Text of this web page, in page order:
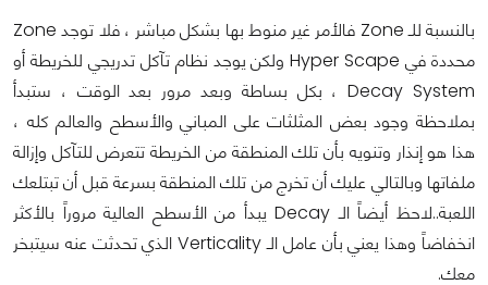
بالنسبة للـ Zone فالأمر غير منوط بها بشكل مباشر ، فلا توجد Zone
محددة في Hyper Scape ولكن يوجد نظام تآكل تدريجي للخريطة أو
Decay System ، بكل بساطة وبعد مرور بعد الوقت ، ستبدأ
بملاحظة وجود بعض المثلثات على المباني والأسطح والعالم كله ،
هذا هو إنذار وتنويه بأن تلك المنطقة من الخريطة تتعرض للتآكل وإزالة
ملفاتها وبالتالي عليك أن تخرج من تلك المنطقة بسرعة قبل أن تبتلعك
اللعبة..لاحظ أيضاً الـ Decay يبدأ من الأسطح العالية مروراً بالأكثر
انخفاضاً وهذا يعني بأن عامل الـ Verticality الذي تحدثت عنه سيتبخر
معك.